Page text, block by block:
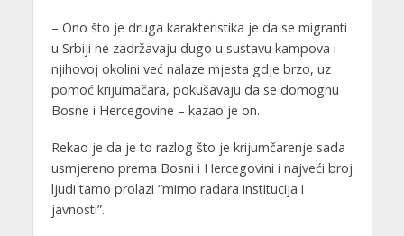
– Ono što je druga karakteristika je da se migranti
u Srbiji ne zadržavaju dugo u sustavu kampova i
njihovoj okolini već nalaze mjesta gdje brzo, uz
pomoć krijumačara, pokušavaju da se domognu
Bosne i Hercegovine – kazao je on.
Rekao je da je to razlog što je krijumčarenje sada
usmjereno prema Bosni i Hercegovini i najveći broj
ljudi tamo prolazi “mimo radara institucija i
javnosti”.